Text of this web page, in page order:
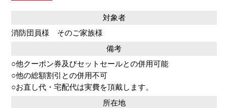
対象者
消防団員様 そのご家族様
備考
○他クーポン券及びセットセールとの併用可能
○他の総額割引との併用不可
○お直し代・宅配代は実費を頂戴します。
所在地